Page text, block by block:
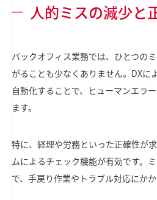
人的ミスの減少と
バックオフィス業務では、ひとつの
がることも少なくありません。DXに
自動化することで、ヒューマンエラ
ます。
特に、経理や労務といった正確性が
ムによるチェック機能が有効です。
で、手戻り作業やトラブル対応にか